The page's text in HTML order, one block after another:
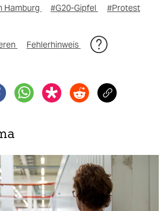
Hamburg #G20-Gipfel #Protest
Fehlerhinweis